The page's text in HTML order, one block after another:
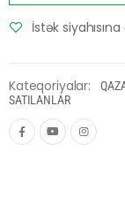
İstək
Kateqoriyalar:
SATILANLAR